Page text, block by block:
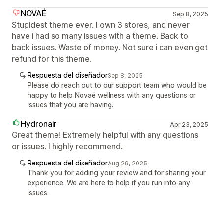
NOVAÉ Sep 8, 2025
Stupidest theme ever. I own 3 stores, and never
have i had so many issues with a theme. Back to
back issues. Waste of money. Not sure i can even get
refund for this theme.
Respuesta del diseñadorSep 8, 2025
Please do reach out to our support team who would be
happy to help Novaé wellness with any questions or
issues that you are having.
Hydronair Apr 23, 2025
Great theme! Extremely helpful with any questions
or issues. I highly recommend.
Respuesta del diseñadorAug 29, 2025
Thank you for adding your review and for sharing your
experience. We are here to help if you run into any
issues.